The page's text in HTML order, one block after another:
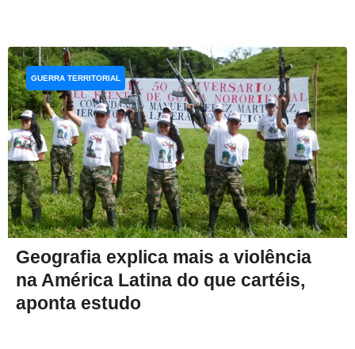
Geografia explica mais a violência
na América Latina do que cartéis,
aponta estudo
GUERRA TERRITORIAL